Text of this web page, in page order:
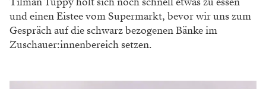
und einen Eistee vom Supermarkt, bevor wir uns zum
Gespräch auf die schwarz bezogenen Bänke im
Zuschauer:innenbereich setzen.